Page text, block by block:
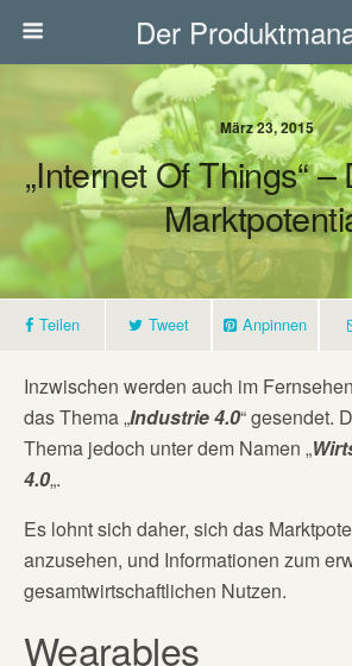
Der
März 23, 2015
„Internet Of Things“
Teilen Tweet Anpinnen
Inzwischen werden auch im
das Thema „Industrie 4.0“ gesendet.
Thema jedoch unter dem Namen „
4.0„.
Es lohnt sich daher, sich das
anzusehen, und Informationen zum
gesamtwirtschaftlichen Nutzen.
Wearables